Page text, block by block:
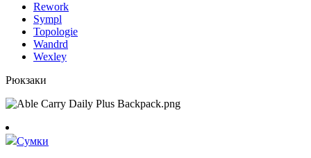
Rework
Sympl
Topologie
Wandrd
Wexley
Рюкзаки
Сумки